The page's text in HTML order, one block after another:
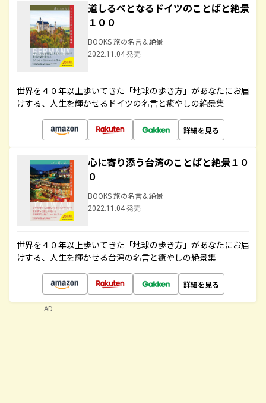
道しるべとなるドイツのことばと絶景
１００
BOOKS 旅の名言＆絶景
2022.11.04 発売
世界を４０年以上歩いてきた「地球の歩き方」があなたにお届
けする、人生を輝かせるドイツの名言と癒やしの絶景集
詳細を見る
心に寄り添う台湾のことばと絶景１０
０
BOOKS 旅の名言＆絶景
2022.11.04 発売
世界を４０年以上歩いてきた「地球の歩き方」があなたにお届
けする、人生を輝かせる台湾の名言と癒やしの絶景集
詳細を見る
AD